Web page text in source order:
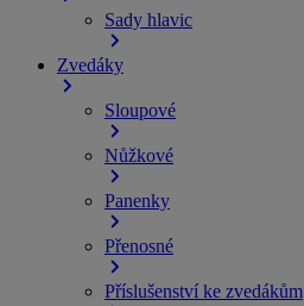
Sady hlavic
Zvedáky
Sloupové
Nůžkové
Panenky
Přenosné
Příslušenství ke zvedákům